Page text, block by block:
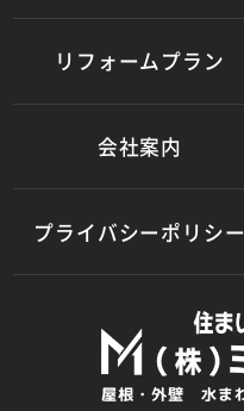
リフォームプラン
会社案内
プライバシーポリシー